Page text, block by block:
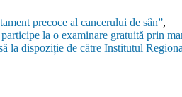
precoce al cancerului de sân”,
la o examinare gratuită prin
la dispoziție de către Institutul